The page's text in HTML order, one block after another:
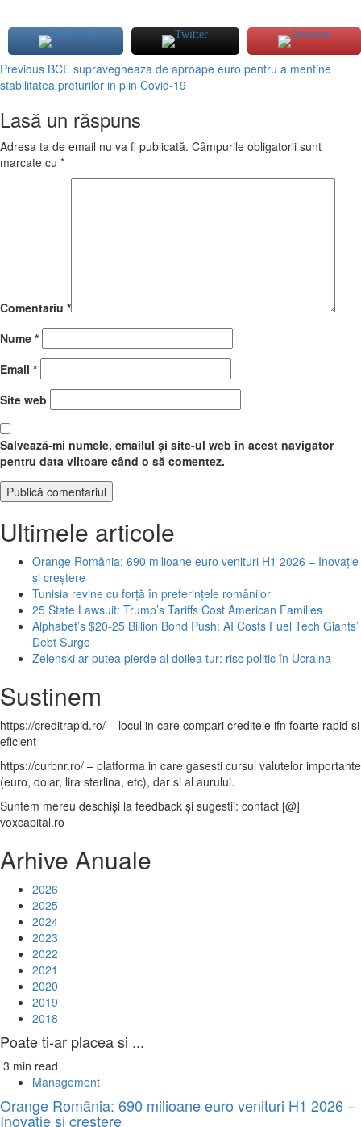
Continue
Reading
Previous BCE supravegheaza de aproape euro pentru a mentine
stabilitatea preturilor in plin Covid-19
Lasă un răspuns
Adresa ta de email nu va fi publicată. Câmpurile obligatorii sunt
marcate cu *
Comentariu *
Nume *
Email *
Site web
Salvează-mi numele, emailul și site-ul web în acest navigator
pentru data viitoare când o să comentez.
Ultimele articole
Orange România: 690 milioane euro venituri H1 2026 – Inovație
și creștere
Tunisia revine cu forță în preferințele românilor
25 State Lawsuit: Trump’s Tariffs Cost American Families
Alphabet’s $20-25 Billion Bond Push: AI Costs Fuel Tech Giants’
Debt Surge
Zelenski ar putea pierde al doilea tur: risc politic în Ucraina
Sustinem
https://creditrapid.ro/ – locul in care compari creditele ifn foarte rapid si
eficient
https://curbnr.ro/ – platforma in care gasesti cursul valutelor importante
(euro, dolar, lira sterlina, etc), dar si al aurului.
Suntem mereu deschiși la feedback și sugestii: contact [@]
voxcapital.ro
Arhive Anuale
2026
2025
2024
2023
2022
2021
2020
2019
2018
Poate ti-ar placea si ...
3 min read
Management
Orange România: 690 milioane euro venituri H1 2026 –
Inovație și creștere